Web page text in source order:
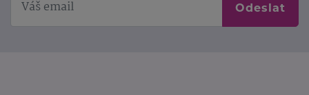
Odeslat